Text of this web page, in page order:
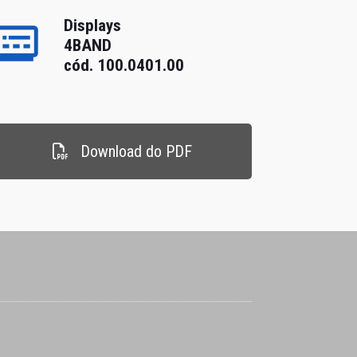
Displays
4BAND
cód. 100.0401.00
Download do PDF